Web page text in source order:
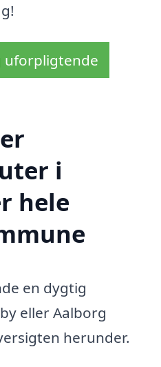
uforpligtende
i
hele
en dygtig
eller Aalborg
herunder.